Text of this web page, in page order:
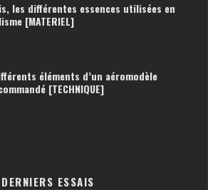
les différentes essences utilisées en
[MATERIEL]
éléments d’un aéromodèle
[TECHNIQUE]
DERNIERS ESSAIS